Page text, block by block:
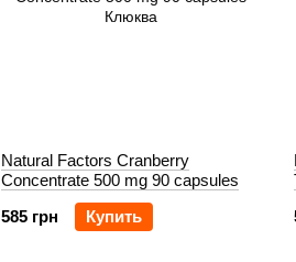
Natural Factors Cranberry
Concentrate 500 mg 90 capsules
585 грн
Купить